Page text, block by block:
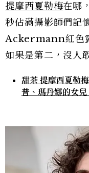
提摩西夏勒梅在哪
秒佔滿攝影師們記
Ackermann紅色
如果是第二，沒人
甜茶 提摩西夏勒
普、瑪丹娜的女